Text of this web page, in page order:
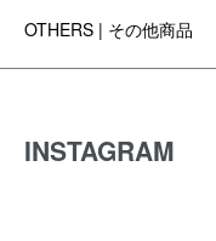
OTHERS | その他商品
INSTAGRAM